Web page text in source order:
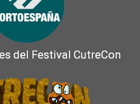
del Festival CutreCon